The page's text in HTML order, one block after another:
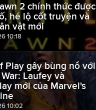
2 chính thức được
hé lộ cốt truyện và
vật mới
10:18
Play gây bùng nổ với
Laufey và
mới của Marvel's
10:02